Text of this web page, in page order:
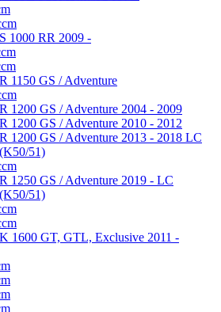
S 1000 RR 2009 -
R 1150 GS / Adventure
R 1200 GS / Adventure 2004 - 2009
R 1200 GS / Adventure 2010 - 2012
R 1200 GS / Adventure 2013 - 2018 LC
(K50/51)
R 1250 GS / Adventure 2019 - LC
(K50/51)
K 1600 GT, GTL, Exclusive 2011 -